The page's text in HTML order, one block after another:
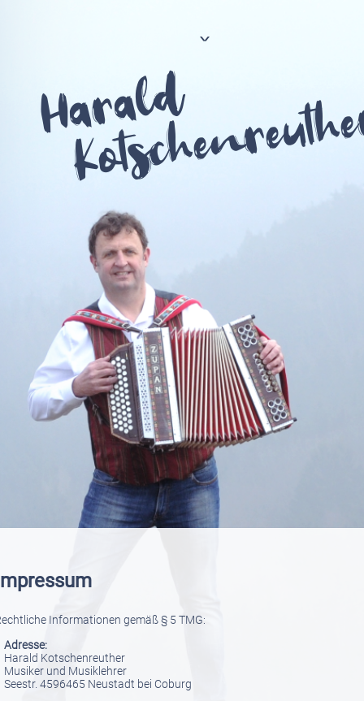
<
Harald
Informationen gemäß § 5 TMG:
Kotschenreuther
und Musiklehrer
4596465 Neustadt bei Coburg